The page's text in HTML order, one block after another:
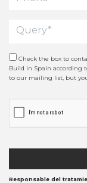
Check the box to
Build in Spain according
to our mailing list, but
Responsable del